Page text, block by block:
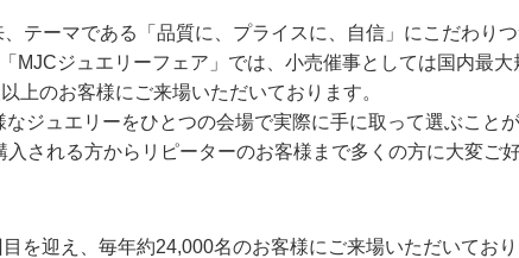
テーマである「品質に、プライスに、自信」にこだわりつ
MJCジュエリーフェア」では、小売催事としては国内最大
上のお客様にご来場いただいております。
ジュエリーをひとつの会場で実際に手に取って選ぶこと
される方からリピーターのお客様まで多くの方に大変ご
を迎え、毎年約24,000名のお客様にご来場いただいており